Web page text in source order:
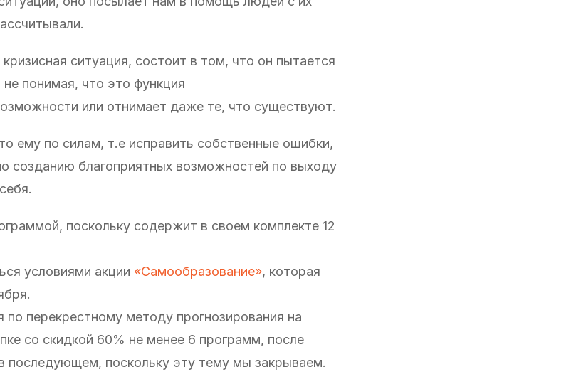
ситуация, состоит в том, что он пытается
понимая, что это функция
или отнимает даже те, что существуют.
ему по силам, т.е исправить собственные ошибки,
созданию благоприятных возможностей по выходу
поскольку содержит в своем комплекте 12
условиями акции «Самообразование», которая
перекрестному методу прогнозирования на
со скидкой 60% не менее 6 программ, после
последующем, поскольку эту тему мы закрываем.